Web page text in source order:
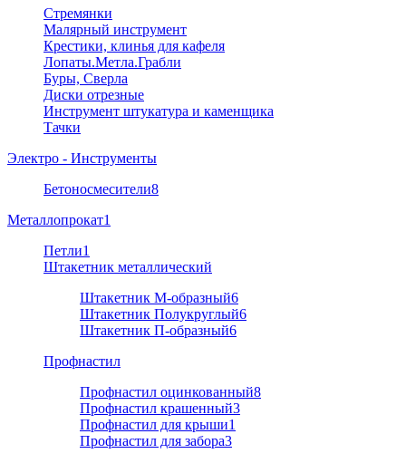
Стремянки
Малярный инструмент
Крестики, клинья для кафеля
Лопаты.Метла.Грабли
Буры, Сверла
Диски отрезные
Инструмент штукатура и каменщика
Тачки
Электро - Инструменты
Бетоносмесители8
Металлопрокат1
Петли1
Штакетник металлический
Штакетник М-образный6
Штакетник Полукруглый6
Штакетник П-образный6
Профнастил
Профнастил оцинкованный8
Профнастил крашенный3
Профнастил для крыши1
Профнастил для забора3